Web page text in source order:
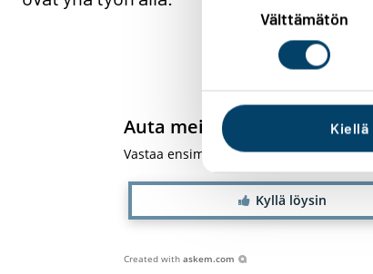
Välttämätön
Kiellä
Auta meitä kehittämään
Vastaa ensimmäisenä!
Kyllä löysin
Created with askem.com